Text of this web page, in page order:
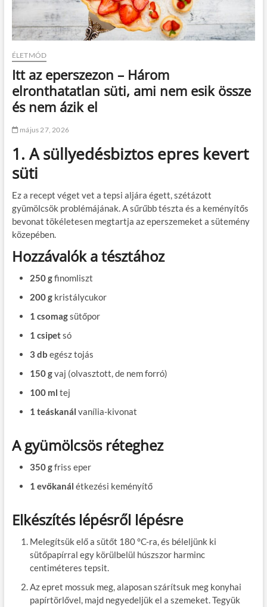
ÉLETMÓD
Itt az eperszezon – Három
elronthatatlan süti, ami nem esik össze
és nem ázik el
május 27, 2026
1. A süllyedésbiztos epres kevert
süti
Ez a recept véget vet a tepsi aljára égett, szétázott
gyümölcsök problémájának. A sűrűbb tészta és a keményítős
bevonat tökéletesen megtartja az eperszemeket a sütemény
közepében.
Hozzávalók a tésztához
250 gfinomliszt
200 gkristálycukor
1 csomagsütőpor
1 csipetsó
3 db egész tojás
150 gvaj (olvasztott, de nem forró)
100 ml tej
1 teáskanál vanília-kivonat
A gyümölcsös réteghez
350 gfriss eper
1 evőkanál étkezési keményítő
Elkészítés lépésről lépésre
Melegítsük elő a sütőt 180 °C-ra, és béleljünk ki
sütőpapírral egy körülbelül húszszor harminc
centiméteres tepsit.
Az epret mossuk meg, alaposan szárítsuk meg konyhai
papírtörlővel, majd negyedeljük el a szemeket. Tegyük